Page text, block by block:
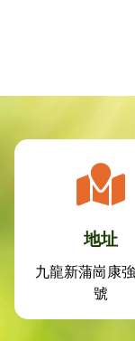
地址
九龍新蒲崗康
號